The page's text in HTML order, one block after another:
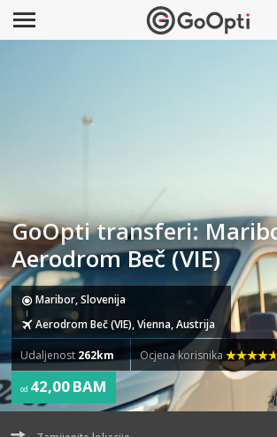
GoOpti transferi:
Aerodrom Beč (VIE)
Maribor, Slovenija
Aerodrom Beč (VIE), Vienna, Austrija
Udaljenost 262km Ocjena korisnika
od 42,00 BAM